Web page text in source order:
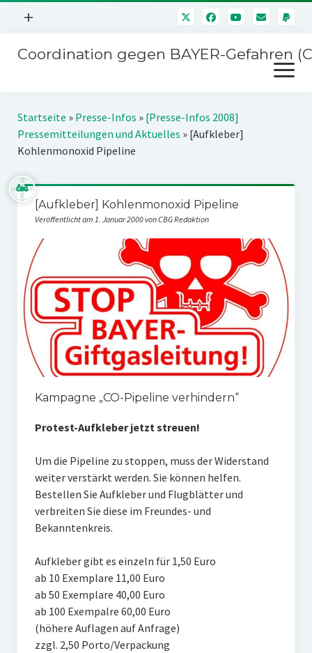
Menü
+
Mitmachen
Über uns
Kontakt
Impressum
Störfälle
Coordination gegen BAYER-Gefahren
Menü
öffnen
Kampagnen
Stichwort BAYER
Jahrestagung
Startseite » Presse-Infos » [Presse-Infos 2008]
Pressemitteilungen und Aktuelles » [Aufkleber]
Kohlenmonoxid Pipeline
[Aufkleber] Kohlenmonoxid Pipeline
Veröffentlicht am 1. Januar 2000 von CBG Redaktion
Kampagne „CO-Pipeline verhindern“
Protest-Aufkleber jetzt streuen!
Um die Pipeline zu stoppen, muss der Widerstand
weiter verstärkt werden. Sie können helfen.
Bestellen Sie Aufkleber und Flugblätter und
verbreiten Sie diese im Freundes- und
Bekanntenkreis.
Aufkleber gibt es einzeln für 1,50 Euro
ab 10 Exemplare 11,00 Euro
ab 50 Exemplare 40,00 Euro
ab 100 Exempalre 60,00 Euro
(höhere Auflagen auf Anfrage)
zzgl. 2,50 Porto/Verpackung